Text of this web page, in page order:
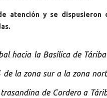
atención y se dispusieron
hacia la Basílica de
la zona sur a la zona
de Cordero a